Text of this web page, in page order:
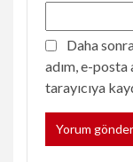
Daha
adım, e-
tarayıcıya